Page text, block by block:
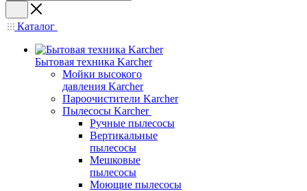
Каталог
Бытовая техника Karcher
Мойки высокого
давления Karcher
Пароочистители Karcher
Пылесосы Karcher
Ручные пылесосы
Вертикальные
пылесосы
Мешковые
пылесосы
Моющие пылесосы